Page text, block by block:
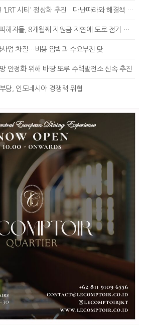
시티' 정상화 추진…다난따라와 해결책 모색
자들, 8개월째 지원금 지연에 도로 점거 시위
업 차질…비용 압박과 수요부진 탓
안정화 위해 바땅 또루 수력발전소 신속 추진
담, 인도네시아 경쟁력 위협